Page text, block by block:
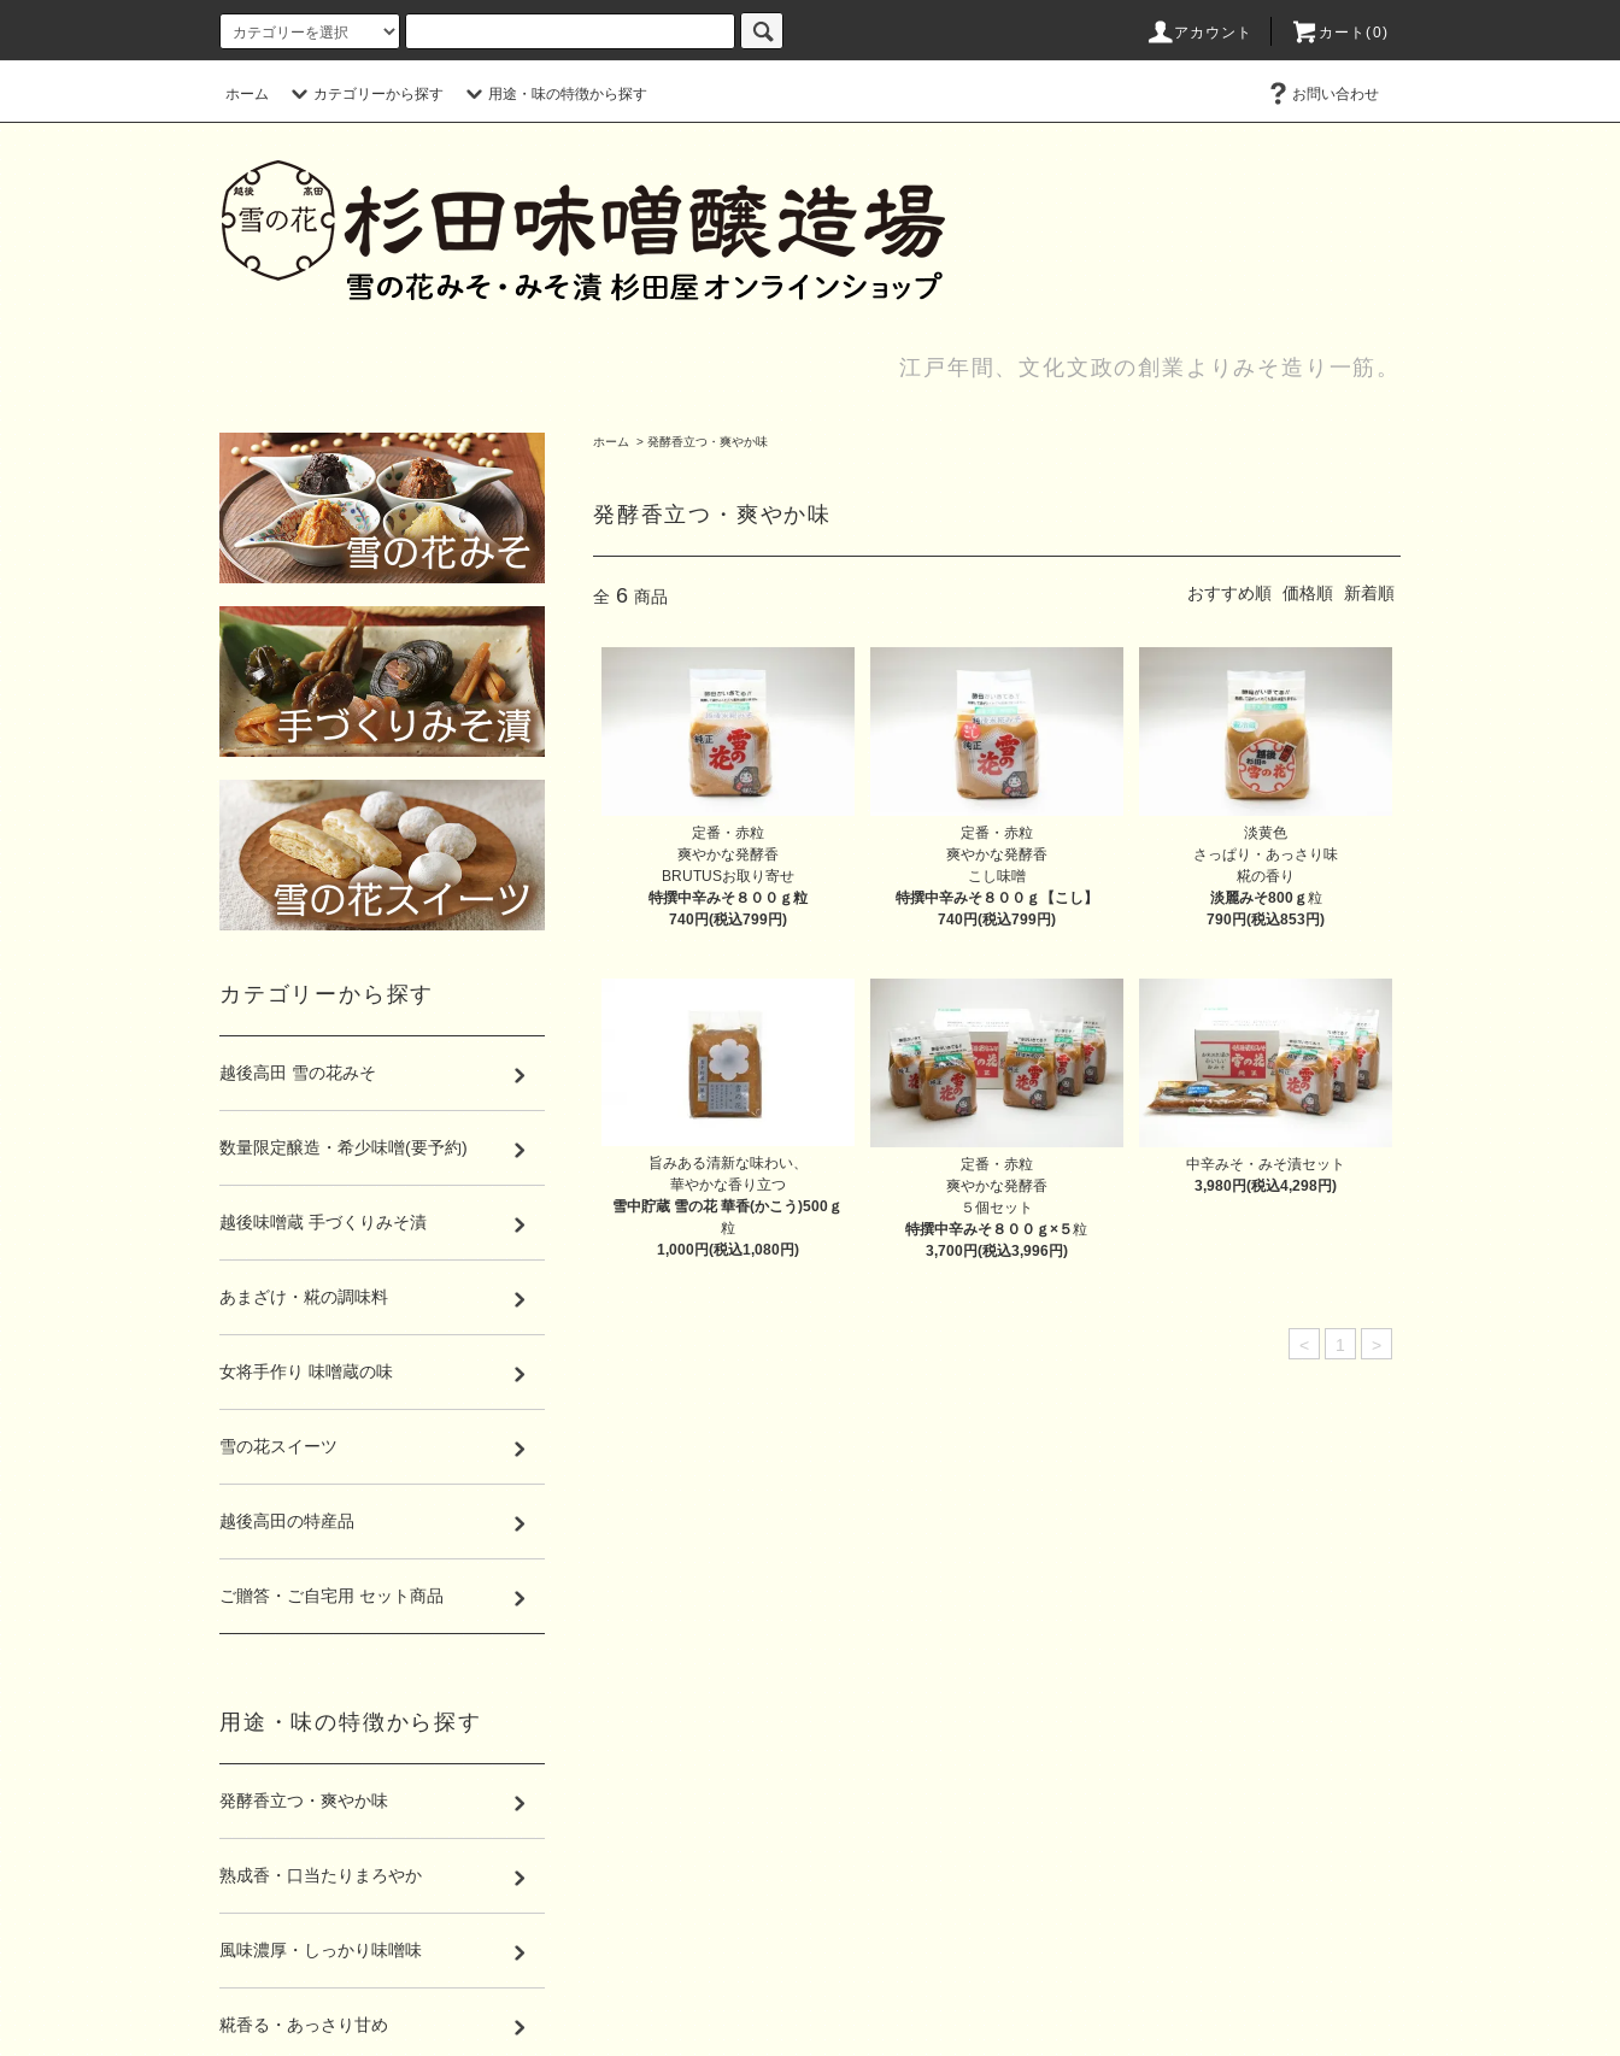
アカウント カート(0)
ホーム カテゴリーから探す 用途・味の特徴から探す お問い合わせ
江戸年間、文化文政の創業よりみそ造り一筋。
ホーム > 発酵香立つ・爽やか味
発酵香立つ・爽やか味
全 6 商品 おすすめ順 価格順 新着順
定番・赤粒
爽やかな発酵香
BRUTUSお取り寄せ
特撰中辛みそ８００ｇ粒
740円(税込799円)
定番・赤粒
爽やかな発酵香
こし味噌
特撰中辛みそ８００ｇ
【こし】
740円(税込799円)
淡黄色
さっぱり・あっさり味
糀の香り
淡麗みそ800ｇ粒
790円(税込853円)
旨みある清新な味わい、
華やかな香り立つ
雪中貯蔵 雪の花 華香(かこう)500ｇ
粒
1,000円(税込1,080円)
定番・赤粒
爽やかな発酵香
５個セット
特撰中辛みそ８００ｇ×５粒
3,700円(税込3,996円)
中辛みそ・みそ漬セット
3,980円(税込4,298円)
< 1 >
カテゴリーから探す
越後高田 雪の花みそ
数量限定醸造・希少味噌(要予約)
越後味噌蔵 手づくりみそ漬
あまざけ・糀の調味料
女将手作り 味噌蔵の味
雪の花スイーツ
越後高田の特産品
ご贈答・ご自宅用 セット商品
用途・味の特徴から探す
発酵香立つ・爽やか味
熟成香・口当たりまろやか
風味濃厚・しっかり味噌味
糀香る・あっさり甘め